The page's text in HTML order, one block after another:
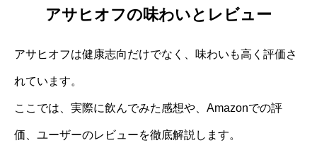
アサヒオフの味わいとレビュー
アサヒオフは健康志向だけでなく、味わいも高く評価さ
れています。
ここでは、実際に飲んでみた感想や、Amazonでの評
価、ユーザーのレビューを徹底解説します。